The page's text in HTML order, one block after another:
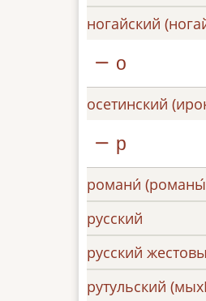
ногайский
о
осетинский
р
романи́
русский
русский
рутульский